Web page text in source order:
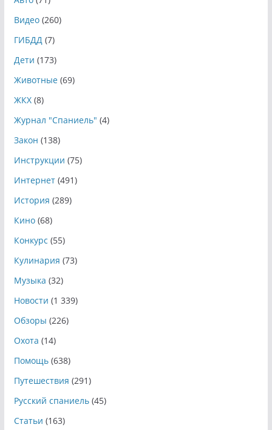
Видео(260)
ГИБДД(7)
Дети (173)
Животные(69)
ЖКХ(8)
Журнал "Спаниель" (4)
Закон (138)
Инструкции (75)
Интернет(491)
История (289)
Кино(68)
Конкурс (55)
Кулинария (73)
Музыка (32)
Новости (1 339)
Обзоры (226)
Охота (14)
Помощь(638)
Путешествия (291)
Русский спаниель(45)
Статьи (163)